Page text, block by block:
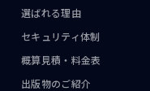
選ばれる理由
セキュリティ体制
概算見積・料金表
出版物のご紹介